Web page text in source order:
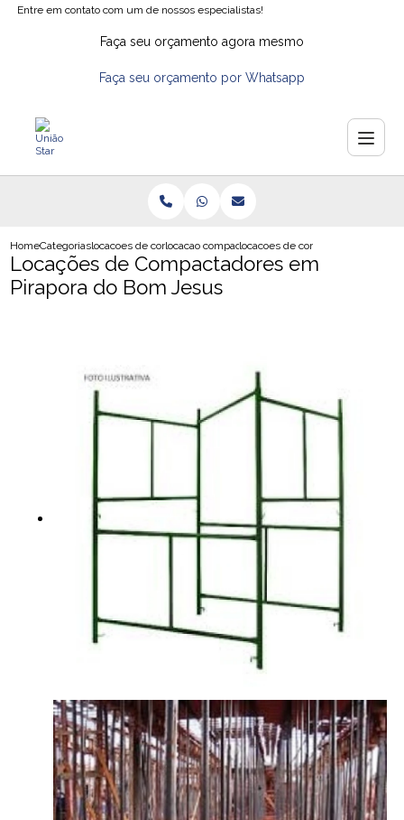
Entre em contato com um de nossos especialistas!
Faça seu orçamento agora mesmo
Faça seu orçamento por Whatsapp
HomeCategoriaslocacoes de compactadores de solo
locacao compactador na zona sul
locacoes de compactadores em
Locações de Compactadores em
Pirapora do Bom Jesus